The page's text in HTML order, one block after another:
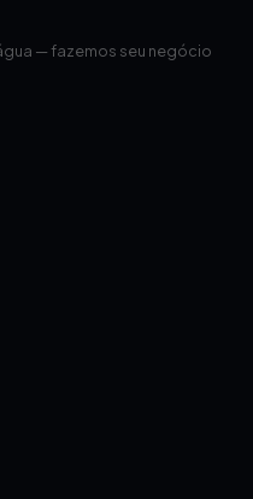
— fazemos seu negócio